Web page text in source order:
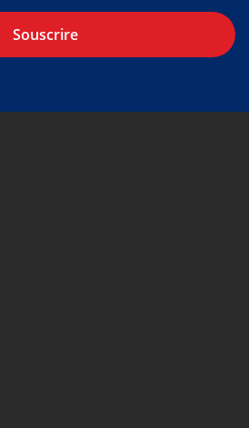
Souscrire